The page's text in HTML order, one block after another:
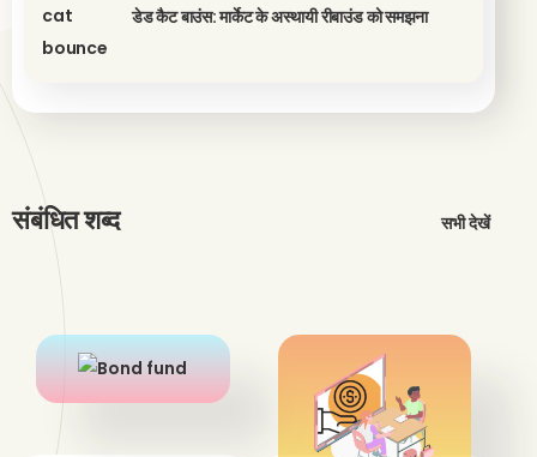
डेड कैट बाउंस: मार्केट के अस्थायी रीबाउंड को समझना
संबंधित शब्द सभी देखें